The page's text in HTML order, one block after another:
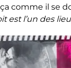
comme il se
est l’un des